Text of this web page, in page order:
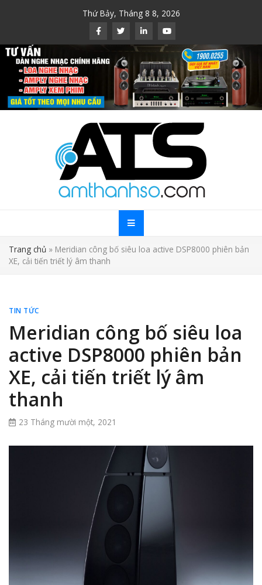
Thứ Bảy, Tháng 8 8, 2026
Trang chủ » Meridian công bố siêu loa active DSP8000 phiên bản
XE, cải tiến triết lý âm thanh
TIN TỨC
Meridian công bố siêu loa
active DSP8000 phiên bản
XE, cải tiến triết lý âm
thanh
23 Tháng mười một, 2021